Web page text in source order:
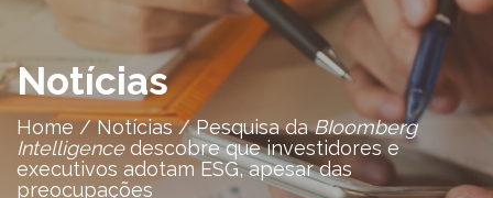
Notícias
Home/Notícias/Pesquisa daBIoomberg
Intelligencedescobre que investidores e
executivos adotam ESG, apesar das
preocupações